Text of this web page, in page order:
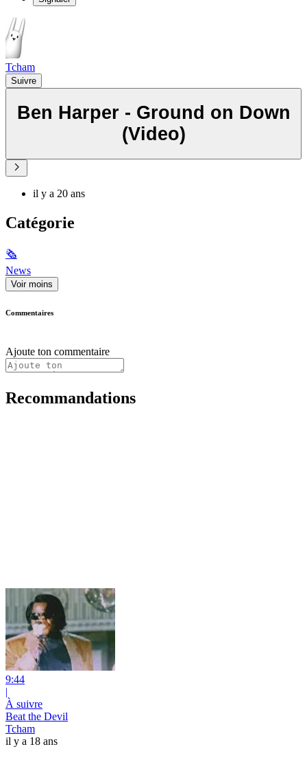
Tcham
Suivre
Ben Harper - Ground on Down
(Video)
il y a 20 ans
Catégorie
🗞
News
Voir moins
Commentaires
Ajoute ton commentaire
Recommandations
9:44
|
À suivre
Beat the Devil
Tcham
il y a 18 ans